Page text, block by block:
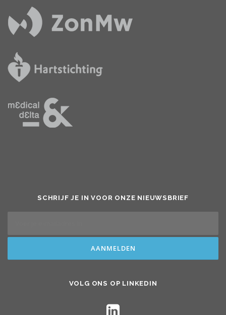
SCHRIJF JE IN VOOR ONZE NIEUWSBRIEF
VOLG ONS OP LINKEDIN